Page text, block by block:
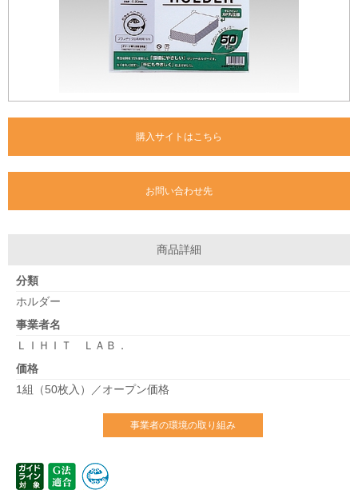
購入サイトはこちら
お問い合わせ先
商品詳細
分類
ホルダー
事業者名
ＬＩＨＩＴ ＬＡＢ．
価格
1組（50枚入）／オープン価格
事業者の環境の取り組み